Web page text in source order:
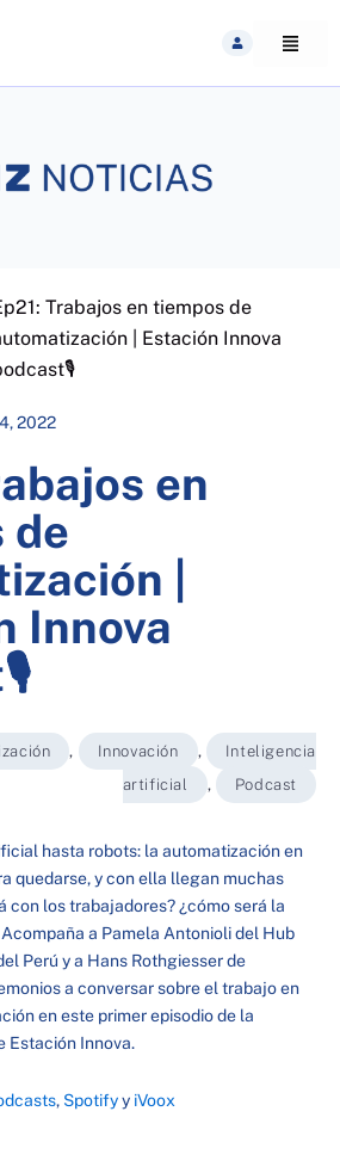
Trabajos en tiempos de
| Estación Innova
2022
en
de
|
Innova
, Innovación ,
Inteligencia
artificial
, Podcast
hasta robots: la automatización en
quedarse, y con ella llegan muchas
con los trabajadores? ¿cómo será la
a Pamela Antonioli del Hub
Perú y a Hans Rothgiesser de
a conversar sobre el trabajo en
en este primer episodio de la
Estación Innova.
, Spotifyy iVoox